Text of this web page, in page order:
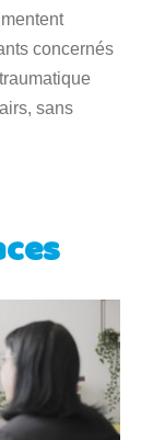
concernés
sans